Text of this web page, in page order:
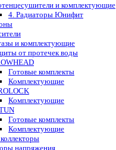
и комплектующие
4. Радиаторы Юнифит
и комплектующие
от протечек воды
Готовые комплекты
Комплектующие
Комплектующие
Готовые комплекты
Комплектующие
напряжения